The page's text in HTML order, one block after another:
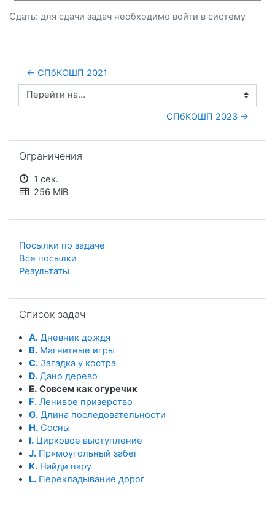
Сдать: для сдачи задач необходимо войти в систему
← СПбКОШП 2021
Перейти на...
СПбКОШП 2023 →
Ограничения
1 сек.
256 MiB
Посылки по задаче
Все посылки
Результаты
Список задач
A. Дневник дождя
B. Магнитные игры
C. Загадка у костра
D. Дано дерево
E. Совсем как огуречик
F. Ленивое призерство
G. Длина последовательности
H. Сосны
I. Цирковое выступление
J. Прямоугольный забег
K. Найди пару
L. Перекладывание дорог